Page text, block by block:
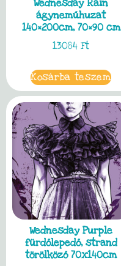
Wednesday Rain
ágyneműhuzat
140×200cm, 70×90 cm
13084 Ft
Kosárba teszem
Wednesday Purple
fürdőlepedő, strand
törölköző 70x140cm